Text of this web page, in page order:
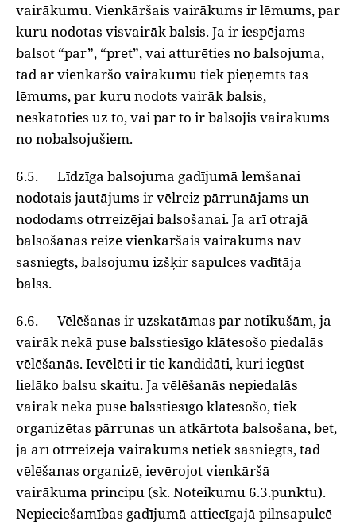
vairākumu. Vienkāršais vairākums ir lēmums, par
kuru nodotas visvairāk balsis. Ja ir iespējams
balsot “par”, “pret”, vai atturēties no balsojuma,
tad ar vienkāršo vairākumu tiek pieņemts tas
lēmums, par kuru nodots vairāk balsis,
neskatoties uz to, vai par to ir balsojis vairākums
no nobalsojušiem.
6.5. Līdzīga balsojuma gadījumā lemšanai
nodotais jautājums ir vēlreiz pārrunājams un
nododams otrreizējai balsošanai. Ja arī otrajā
balsošanas reizē vienkāršais vairākums nav
sasniegts, balsojumu izšķir sapulces vadītāja
balss.
6.6. Vēlēšanas ir uzskatāmas par notikušām, ja
vairāk nekā puse balsstiesīgo klātesošo piedalās
vēlēšanās. Ievēlēti ir tie kandidāti, kuri iegūst
lielāko balsu skaitu. Ja vēlēšanās nepiedalās
vairāk nekā puse balsstiesīgo klātesošo, tiek
organizētas pārrunas un atkārtota balsošana, bet,
ja arī otrreizējā vairākums netiek sasniegts, tad
vēlēšanas organizē, ievērojot vienkāršā
vairākuma principu (sk. Noteikumu 6.3.punktu).
Nepieciešamības gadījumā attiecīgajā pilnsapulcē